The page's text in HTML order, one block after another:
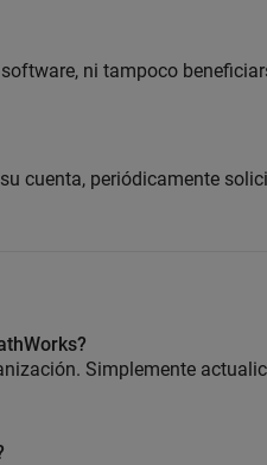
ni tampoco
cuenta, periódicamente
Simplemente